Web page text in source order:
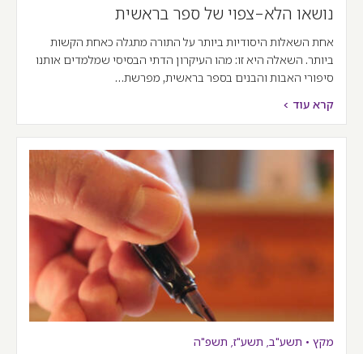
נושאו הלא-צפוי של ספר בראשית
אחת השאלות היסודיות ביותר על התורה מתגלה כאחת הקשות
ביותר. השאלה היא זו: מהו העיקרון הדתי הבסיסי שמלמדים אותנו
סיפורי האבות והבנים בספר בראשית, מפרשת…
קרא עוד >
מקץ • תשע"ב, תשע"ז, תשפ"ה